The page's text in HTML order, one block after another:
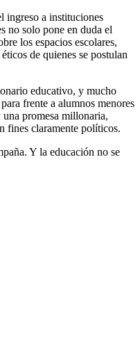
ingreso a instituciones
no solo pone en duda el
los espacios escolares,
de quienes se postulan
educativo, y mucho
frente a alumnos menores
promesa millonaria,
fines claramente políticos.
Y la educación no se